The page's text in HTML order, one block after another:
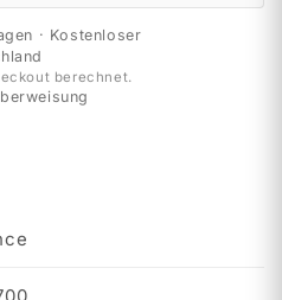
· Kostenloser
berechnet.